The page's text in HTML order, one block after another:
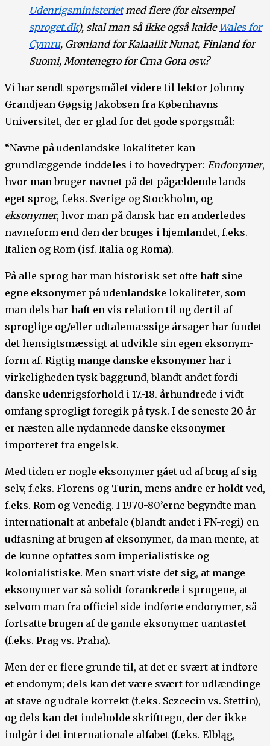
Udenrigsministerietmed flere (for eksempel
sproget.dk), skal man så ikke også kalde Wales for
Cymru, Grønland for Kalaallit Nunat, Finland for
Suomi, Montenegro for Crna Gora osv.?
Vi har sendt spørgsmålet videre til lektor Johnny
Grandjean Gøgsig Jakobsen fra Københavns
Universitet, der er glad for det gode spørgsmål:
“Navne på udenlandske lokaliteter kan
grundlæggende inddeles i to hovedtyper: Endonymer,
hvor man bruger navnet på det pågældende lands
eget sprog, f.eks. Sverige og Stockholm, og
eksonymer, hvor man på dansk har en anderledes
navneform end den der bruges i hjemlandet, f.eks.
Italien og Rom (isf. Italia og Roma).
På alle sprog har man historisk set ofte haft sine
egne eksonymer på udenlandske lokaliteter, som
man dels har haft en vis relation til og dertil af
sproglige og/eller udtalemæssige årsager har fundet
det hensigtsmæssigt at udvikle sin egen eksonym-
form af. Rigtig mange danske eksonymer har i
virkeligheden tysk baggrund, blandt andet fordi
danske udenrigsforhold i 17.-18. århundrede i vidt
omfang sprogligt foregik på tysk. I de seneste 20 år
er næsten alle nydannede danske eksonymer
importeret fra engelsk.
Med tiden er nogle eksonymer gået ud af brug af sig
selv, f.eks. Florens og Turin, mens andre er holdt ved,
f.eks. Rom og Venedig. I 1970-80’erne begyndte man
internationalt at anbefale (blandt andet i FN-regi) en
udfasning af brugen af eksonymer, da man mente, at
de kunne opfattes som imperialistiske og
kolonialistiske. Men snart viste det sig, at mange
eksonymer var så solidt forankrede i sprogene, at
selvom man fra officiel side indførte endonymer, så
fortsatte brugen af de gamle eksonymer uantastet
(f.eks. Prag vs. Praha).
Men der er flere grunde til, at det er svært at indføre
et endonym; dels kan det være svært for udlændinge
at stave og udtale korrekt (f.eks. Sczcecin vs. Stettin),
og dels kan det indeholde skrifttegn, der der ikke
indgår i det internationale alfabet (f.eks. Elbląg,